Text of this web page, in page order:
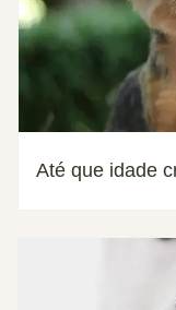
Até que idade